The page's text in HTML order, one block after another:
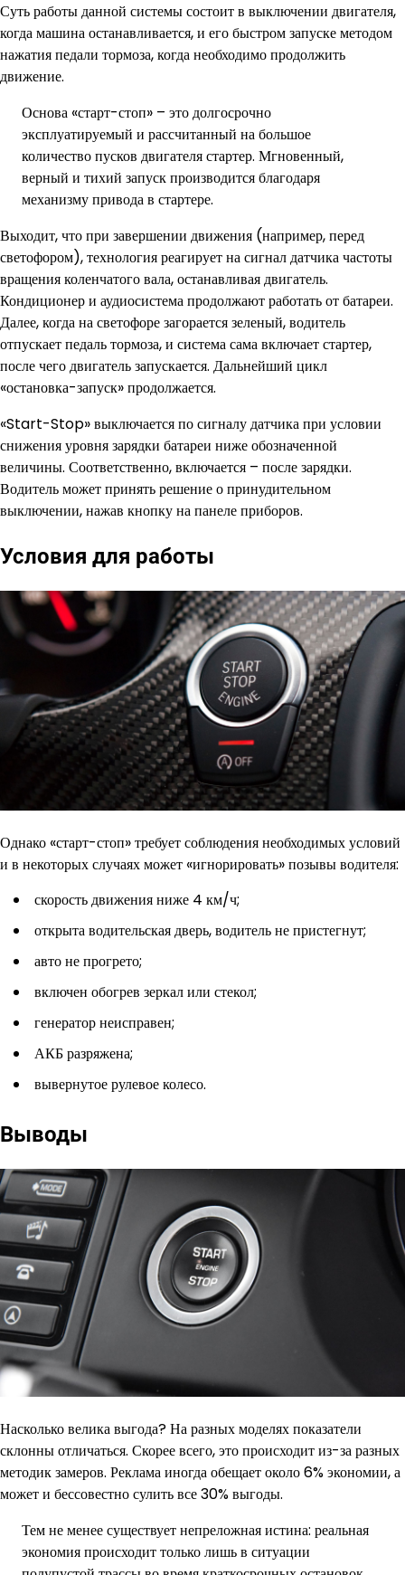
Суть работы данной системы состоит в выключении двигателя,
когда машина останавливается, и его быстром запуске методом
нажатия педали тормоза, когда необходимо продолжить
движение.
Основа «старт-стоп» – это долгосрочно
эксплуатируемый и рассчитанный на большое
количество пусков двигателя стартер. Мгновенный,
верный и тихий запуск производится благодаря
механизму привода в стартере.
Выходит, что при завершении движения (например, перед
светофором), технология реагирует на сигнал датчика частоты
вращения коленчатого вала, останавливая двигатель.
Кондиционер и аудиосистема продолжают работать от батареи.
Далее, когда на светофоре загорается зеленый, водитель
отпускает педаль тормоза, и система сама включает стартер,
после чего двигатель запускается. Дальнейший цикл
«остановка-запуск» продолжается.
«Start-Stop» выключается по сигналу датчика при условии
снижения уровня зарядки батареи ниже обозначенной
величины. Соответственно, включается – после зарядки.
Водитель может принять решение о принудительном
выключении, нажав кнопку на панеле приборов.
Условия для работы
Однако «старт-стоп» требует соблюдения необходимых условий
и в некоторых случаях может «игнорировать» позывы водителя:
скорость движения ниже 4 км/ч;
открыта водительская дверь, водитель не пристегнут;
авто не прогрето;
включен обогрев зеркал или стекол;
генератор неисправен;
АКБ разряжена;
вывернутое рулевое колесо.
Выводы
Насколько велика выгода? На разных моделях показатели
склонны отличаться. Скорее всего, это происходит из-за разных
методик замеров. Реклама иногда обещает около 6% экономии, а
может и бессовестно сулить все 30% выгоды.
Тем не менее существует непреложная истина: реальная
экономия происходит только лишь в ситуации